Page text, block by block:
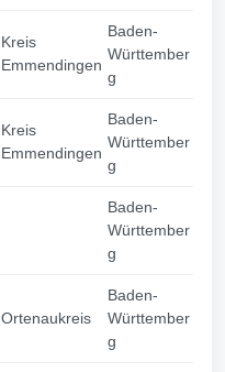
Kreis
Emmendingen
Baden-
Württember
g
Kreis
Emmendingen
Baden-
Württember
g
Baden-
Württember
g
Ortenaukreis
Baden-
Württember
g